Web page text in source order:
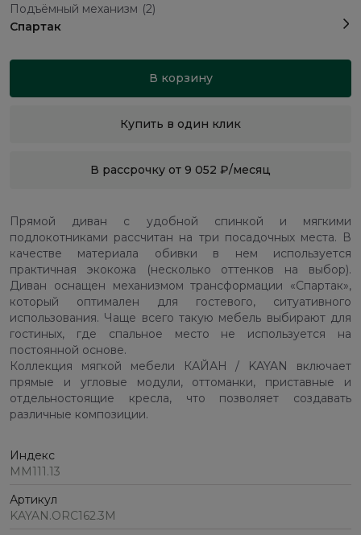
Подъёмный механизм (2)
Спартак
В корзину
Купить в один клик
В рассрочку от 9 052 ₽/месяц
Прямой диван с удобной спинкой и мягкими
подлокотниками рассчитан на три посадочных места. В
качестве материала обивки в нем используется
практичная экокожа (несколько оттенков на выбор).
Диван оснащен механизмом трансформации «Спартак»,
который оптимален для гостевого, ситуативного
использования. Чаще всего такую мебель выбирают для
гостиных, где спальное место не используется на
постоянной основе.
Коллекция мягкой мебели КАЙАН / KAYAN включает
прямые и угловые модули, оттоманки, приставные и
отдельностоящие кресла, что позволяет создавать
различные композиции.
Индекс
ММ111.13
Артикул
KAYAN.ORC162.3М